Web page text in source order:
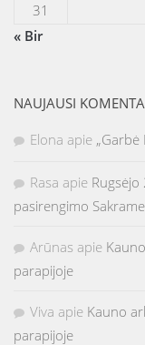
31
« Bir
NAUJAUSI
Elona apie „Garbė
Rasa apie
pasirengimo
Arūnas apie
parapijoje
Viva apie Kauno
parapijoje